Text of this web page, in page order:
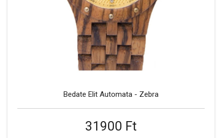
Bedate Elit Automata - Zebra
31900 Ft